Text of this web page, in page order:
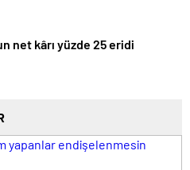
net kârı yüzde 25 eridi